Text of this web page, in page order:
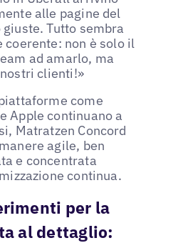
alle pagine del
giuste. Tutto sembra
coerente: non è solo il
ad amarlo, ma
clienti!»
come
Apple continuano a
Matratzen Concord
agile, ben
e concentrata
continua.
per la
al dettaglio: